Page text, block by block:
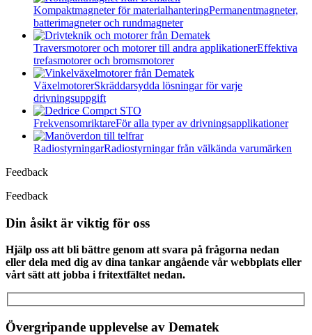
Kompaktmagneter för materialhanteringPermanentmagneter,
batterimagneter och rundmagneter
Traversmotorer och motorer till andra applikationerEffektiva
trefasmotorer och bromsmotorer
VäxelmotorerSkräddarsydda lösningar för varje
drivningsuppgift
FrekvensomriktareFör alla typer av drivningsapplikationer
RadiostyrningarRadiostyrningar från välkända varumärken
Feedback
Feedback
Din åsikt är viktig för oss
Hjälp oss att bli bättre genom att svara på frågorna nedan
eller dela med dig av dina tankar angående vår webbplats eller
vårt sätt att jobba i fritextfältet nedan.
Övergripande upplevelse av Dematek